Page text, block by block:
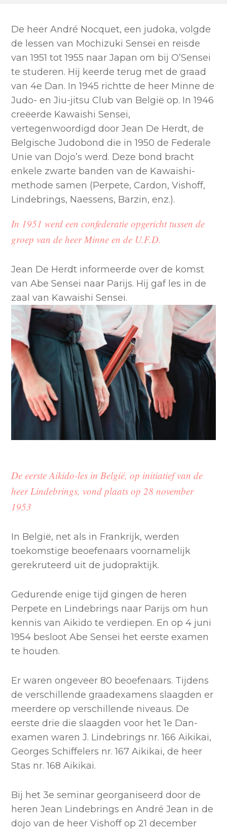
De heer André Nocquet, een judoka, volgde
de lessen van Mochizuki Sensei en reisde
van 1951 tot 1955 naar Japan om bij O’Sensei
te studeren. Hij keerde terug met de graad
van 4e Dan. In 1945 richtte de heer Minne de
Judo- en Jiu-jitsu Club van België op. In 1946
creëerde Kawaishi Sensei,
vertegenwoordigd door Jean De Herdt, de
Belgische Judobond die in 1950 de Federale
Unie van Dojo’s werd. Deze bond bracht
enkele zwarte banden van de Kawaishi-
methode samen (Perpete, Cardon, Vishoff,
Lindebrings, Naessens, Barzin, enz.).
In 1951 werd een confederatie opgericht tussen de
groep van de heer Minne en de U.F.D.
Jean De Herdt informeerde over de komst
van Abe Sensei naar Parijs. Hij gaf les in de
zaal van Kawaishi Sensei.
De eerste Aikido-les in België, op initiatief van de
heer Lindebrings, vond plaats op 28 november
1953
In België, net als in Frankrijk, werden
toekomstige beoefenaars voornamelijk
gerekruteerd uit de judopraktijk.
Gedurende enige tijd gingen de heren
Perpete en Lindebrings naar Parijs om hun
kennis van Aikido te verdiepen. En op 4 juni
1954 besloot Abe Sensei het eerste examen
te houden.
Er waren ongeveer 80 beoefenaars. Tijdens
de verschillende graadexamens slaagden er
meerdere op verschillende niveaus. De
eerste drie die slaagden voor het 1e Dan-
examen waren J. Lindebrings nr. 166 Aikikai,
Georges Schiffelers nr. 167 Aikikai, de heer
Stas nr. 168 Aikikai.
Bij het 3e seminar georganiseerd door de
heren Jean Lindebrings en André Jean in de
dojo van de heer Vishoff op 21 december